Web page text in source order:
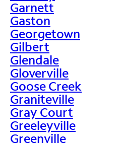
Garnett
Gaston
Georgetown
Gilbert
Glendale
Gloverville
Goose Creek
Graniteville
Gray Court
Greeleyville
Greenville